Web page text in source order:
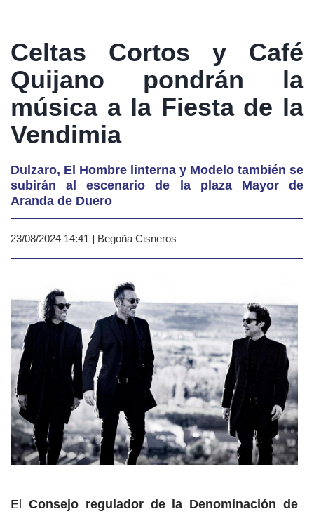
Celtas Cortos y Café
Quijano pondrán la
música a la Fiesta de la
Vendimia
Dulzaro, El Hombre linterna y Modelo también se
subirán al escenario de la plaza Mayor de
Aranda de Duero
23/08/2024 14:41 | Begoña Cisneros
El
Consejo regulador de la Denominación de